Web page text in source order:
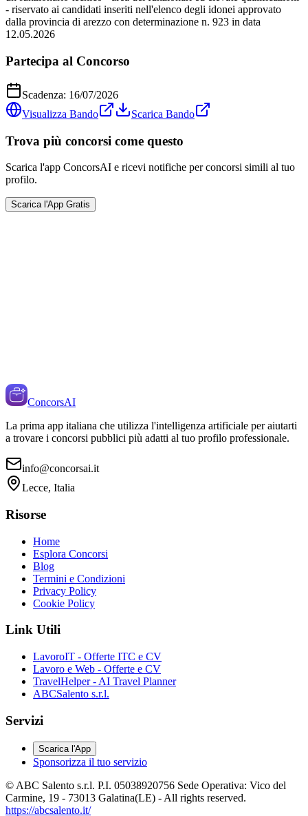
- riservato ai candidati inseriti nell'elenco degli idonei approvato
dalla provincia di arezzo con determinazione n. 923 in data
12.05.2026
Partecipa al Concorso
Scadenza: 16/07/2026
Visualizza Bando
Scarica Bando
Trova più concorsi come questo
Scarica l'app ConcorsAI e ricevi notifiche per concorsi simili al tuo
profilo.
Scarica l'App Gratis
ConcorsAI
La prima app italiana che utilizza l'intelligenza artificiale per aiutarti
a trovare i concorsi pubblici più adatti al tuo profilo professionale.
info@concorsai.it
Lecce, Italia
Risorse
Home
Esplora Concorsi
Blog
Termini e Condizioni
Privacy Policy
Cookie Policy
Link Utili
LavoroIT - Offerte ITC e CV
Lavoro e Web - Offerte e CV
TravelHelper - AI Travel Planner
ABCSalento s.r.l.
Servizi
Scarica l'App
Sponsorizza il tuo servizio
© ABC Salento s.r.l. P.I. 05038920756 Sede Operativa: Vico del
Carmine, 19 - 73013 Galatina(LE) - All rights reserved.
https://abcsalento.it/